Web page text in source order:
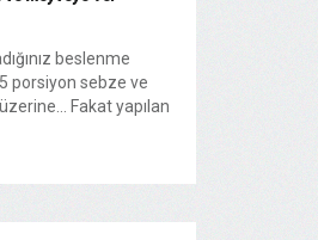
beslenme
porsiyon sebze ve
Fakat yapılan